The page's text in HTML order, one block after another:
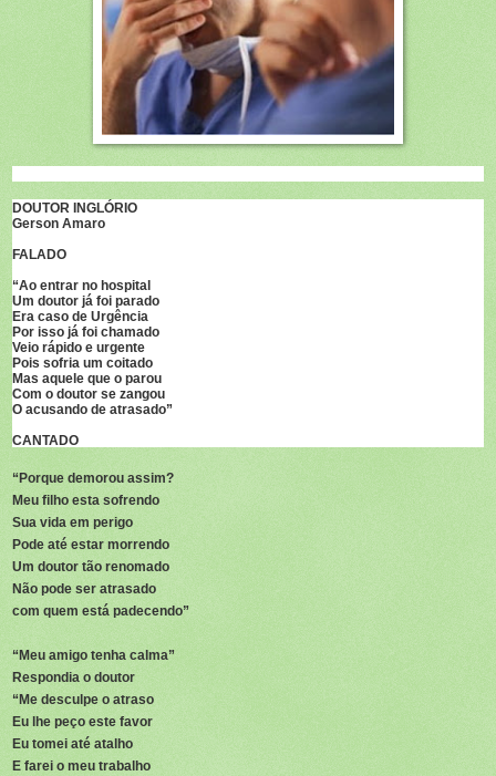
DOUTOR INGLÓRIO
Gerson Amaro
FALADO
“Ao entrar no hospital
Um doutor já foi parado
Era caso de Urgência
Por isso já foi chamado
Veio rápido e urgente
Pois sofria um coitado
Mas aquele que o parou
Com o doutor se zangou
O acusando de atrasado”
CANTADO
“Porque demorou assim?
Meu filho esta sofrendo
Sua vida em perigo
Pode até estar morrendo
Um doutor tão renomado
Não pode ser atrasado
com quem está padecendo”
“Meu amigo tenha calma”
Respondia o doutor
“Me desculpe o atraso
Eu lhe peço este favor
Eu tomei até atalho
E farei o meu trabalho